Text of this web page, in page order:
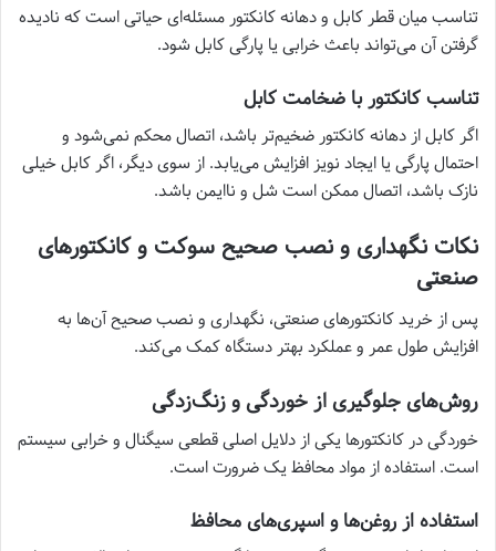
تناسب میان قطر کابل و دهانه کانکتور مسئله‌ای حیاتی است که نادیده
گرفتن آن می‌تواند باعث خرابی یا پارگی کابل شود.
تناسب کانکتور با ضخامت کابل
اگر کابل از دهانه کانکتور ضخیم‌تر باشد، اتصال محکم نمی‌شود و
احتمال پارگی یا ایجاد نویز افزایش می‌یابد. از سوی دیگر، اگر کابل خیلی
نازک باشد، اتصال ممکن است شل و ناایمن باشد.
نکات نگهداری و نصب صحیح سوکت و کانکتورهای
صنعتی
پس از خرید کانکتورهای صنعتی، نگهداری و نصب صحیح آن‌ها به
افزایش طول عمر و عملکرد بهتر دستگاه کمک می‌کند.
روش‌های جلوگیری از خوردگی و زنگ‌زدگی
خوردگی در کانکتورها یکی از دلایل اصلی قطعی سیگنال و خرابی سیستم
است. استفاده از مواد محافظ یک ضرورت است.
استفاده از روغن‌ها و اسپری‌های محافظ